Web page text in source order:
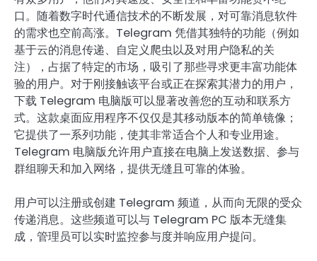
口。随着数字时代通信技术的不断发展，对可靠消息软件
的需求也空前高涨。Telegram 凭借其独特的功能（例如
基于云的消息传递、自定义爬虫以及对用户隐私的关
注），占据了特定的市场，吸引了那些寻求更丰富功能体
验的用户。对于刚接触该平台或正在探索其潜力的用户，
下载 Telegram 电脑版可以显著改善您的互动和联系方
式。这款桌面应用程序不仅仅是其移动版本的简单镜像；
它提供了一系列功能，使其非常适合个人和专业用途。
Telegram 电脑版允许用户直接在电脑上发送数据、参与
群组聊天和加入网络，提供无缝且可靠的体验。
用户可以注册或创建 Telegram 频道，从而向无限的受众
传递消息。这些频道可以与 Telegram PC 版本无缝集
成，管理员可以实时监控参与度并响应用户提问。